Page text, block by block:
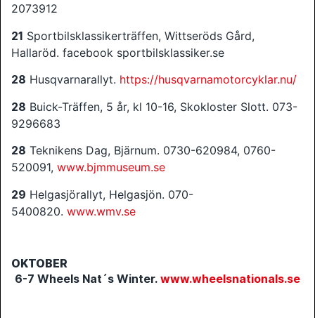
2073912
21 Sportbilsklassikerträffen, Wittseröds Gård,
Hallaröd. facebook sportbilsklassiker.se
28 Husqvarnarallyt. https://husqvarnamotorcyklar.nu/
28 Buick-Träffen, 5 år, kl 10-16, Skokloster Slott. 073-
9296683
28 Teknikens Dag, Bjärnum. 0730-620984, 0760-
520091, www.bjmmuseum.se
29 Helgasjörallyt, Helgasjön. 070-
5400820. www.wmv.se
OKTOBER
6-7 Wheels Nat´s Winter. www.wheelsnationals.se